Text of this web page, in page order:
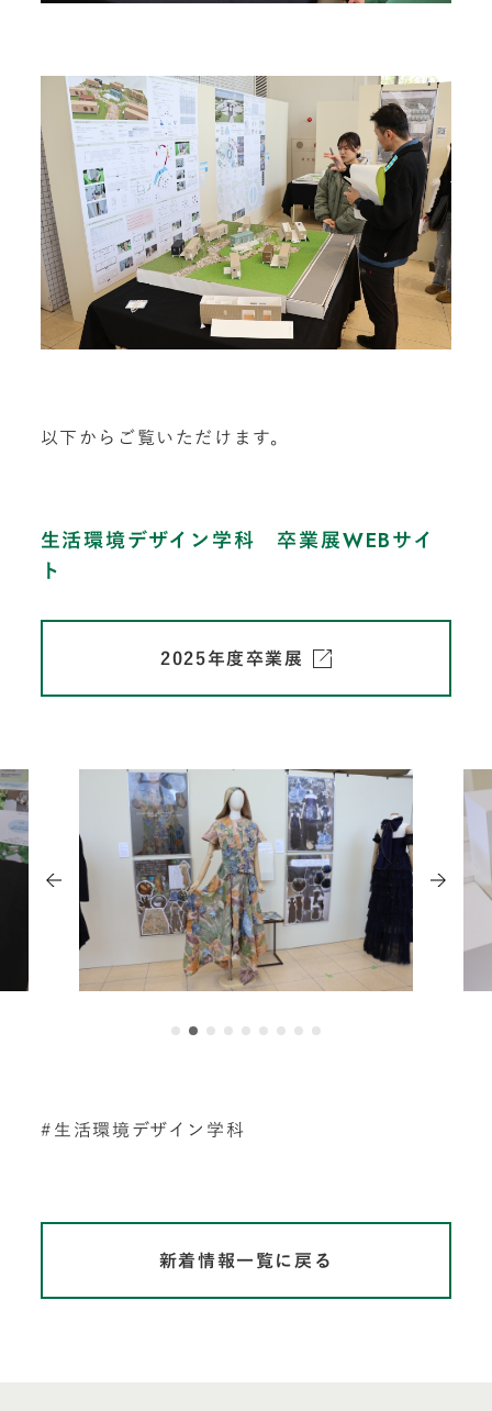
以下からご覧いただけます。
生活環境デザイン学科 卒業展WEBサイ
ト
2025年度卒業展
生活環境デザイン学科
新着情報一覧に戻る